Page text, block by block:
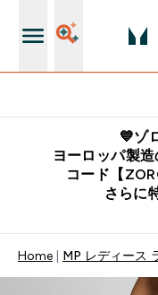
💙ゾ
ヨーロッパ製
コード【
さらに
Home MP レディース